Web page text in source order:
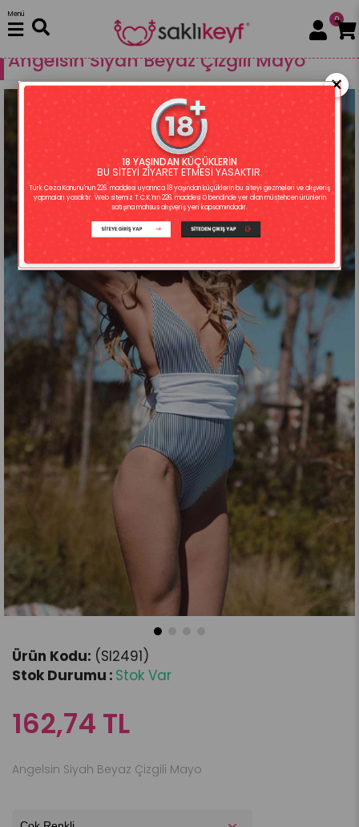
0
Menü
Fantezi Giyim Mayo
Angelsin Siyah Beyaz Çizgili Mayo
(SI2491)
Stok Durumu : Stok Var
162,74 TL
Angelsin Siyah Beyaz Çizgili Mayo
×
18 YAŞINDAN KÜÇÜKLERİN
BU SİTEYİ ZİYARET ETMESİ YASAKTIR.
Türk Ceza Kanunu'nun 226. maddesi uyarınca 18 yaşından küçüklerin bu siteyi gezmeleri ve alışveriş
yapmaları yasaktır. Web sitemiz T.C.K.'nın 226. maddesi D bendinde yer alan müstehcen ürünlerin
satışına mahsus alışveriş yeri kapsamındadır.